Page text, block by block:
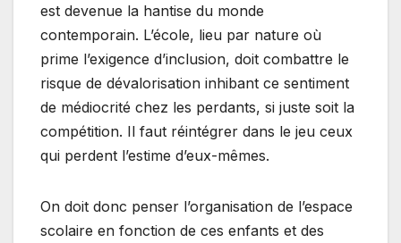
est devenue la hantise du monde
contemporain. L’école, lieu par nature où
prime l’exigence d’inclusion, doit combattre le
risque de dévalorisation inhibant ce sentiment
de médiocrité chez les perdants, si juste soit la
compétition. Il faut réintégrer dans le jeu ceux
qui perdent l’estime d’eux-mêmes.
On doit donc penser l’organisation de l’espace
scolaire en fonction de ces enfants et des